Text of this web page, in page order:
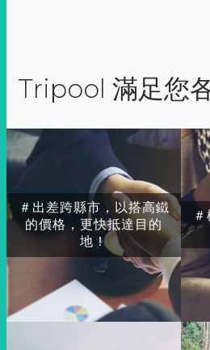
Tripool 滿足您
＃出差跨縣市，以搭高鐵
的價格，更快抵達目的
地！